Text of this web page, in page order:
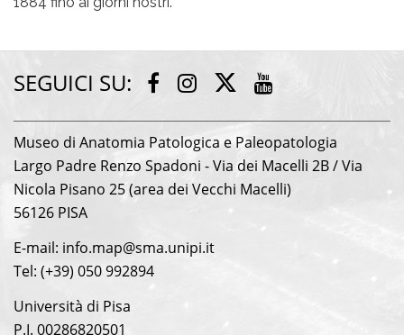
SEGUICI SU: Facebook
Instagram
Twitter
Museo di Anatomia Patologica e Paleopatologia
Largo Padre Renzo Spadoni - Via dei Macelli 2B / Via
Nicola Pisano 25 (area dei Vecchi Macelli)
56126 PISA
E-mail: info.map@sma.unipi.it
Tel: (+39) 050 992894
Università di Pisa
P.I. 00286820501